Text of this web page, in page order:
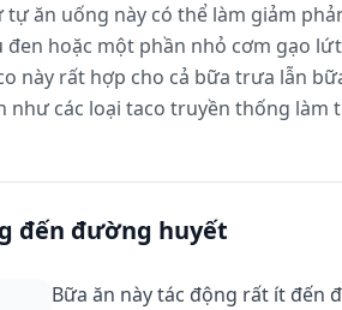
tự ăn uống này có thể làm giảm
đen hoặc một phần nhỏ cơm gạo
này rất hợp cho cả bữa trưa lẫn
như các loại taco truyền thống làm
đến đường huyết
Bữa ăn này tác động rất ít đến